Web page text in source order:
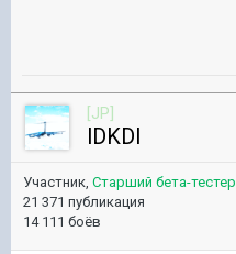
[JP]
lDKDl
Участник, Старший бета-тестер
21 371 публикация
14 111 боёв